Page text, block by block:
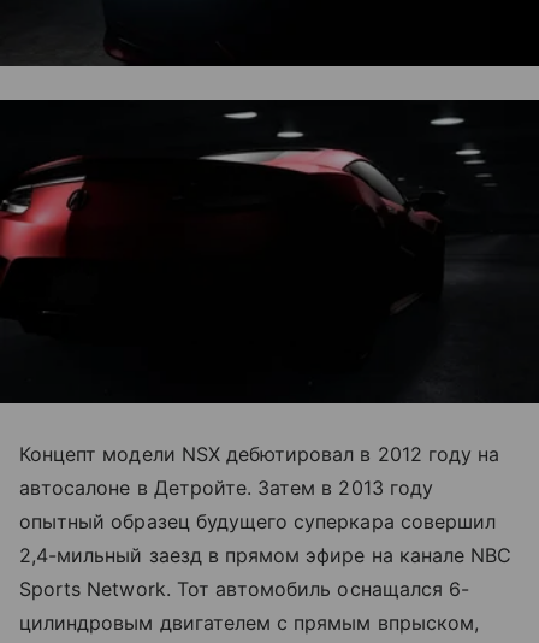
Концепт модели NSX дебютировал в 2012 году на
автосалоне в Детройте. Затем в 2013 году
опытный образец будущего суперкара совершил
2,4-мильный заезд в прямом эфире на канале NBC
Sports Network. Тот автомобиль оснащался 6-
цилиндровым двигателем с прямым впрыском,